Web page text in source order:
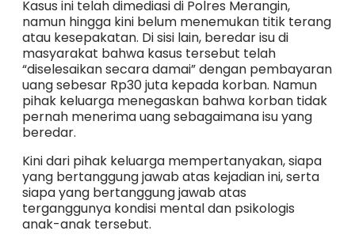
Kasus ini telah dimediasi di Polres Merangin,
namun hingga kini belum menemukan titik terang
atau kesepakatan. Di sisi lain, beredar isu di
masyarakat bahwa kasus tersebut telah
“diselesaikan secara damai” dengan pembayaran
uang sebesar Rp30 juta kepada korban. Namun
pihak keluarga menegaskan bahwa korban tidak
pernah menerima uang sebagaimana isu yang
beredar.
Kini dari pihak keluarga mempertanyakan, siapa
yang bertanggung jawab atas kejadian ini, serta
siapa yang bertanggung jawab atas
terganggunya kondisi mental dan psikologis
anak-anak tersebut.